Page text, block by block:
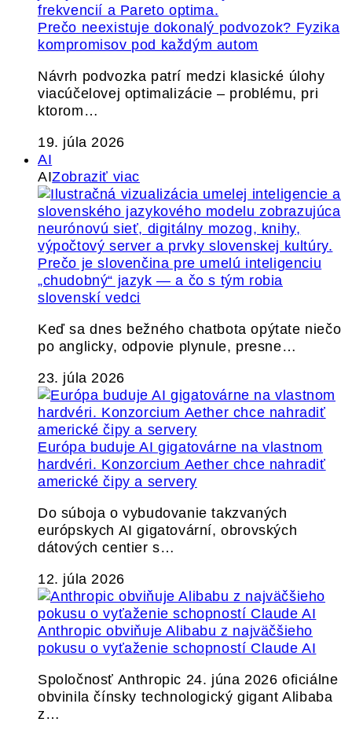
Prečo neexistuje dokonalý podvozok? Fyzika
kompromisov pod každým autom
Návrh podvozka patrí medzi klasické úlohy
viacúčelovej optimalizácie – problému, pri
ktorom…
19. júla 2026
AI
AIZobraziť viac
Prečo je slovenčina pre umelú inteligenciu
„chudobný“ jazyk — a čo s tým robia
slovenskí vedci
Keď sa dnes bežného chatbota opýtate niečo
po anglicky, odpovie plynule, presne…
23. júla 2026
Európa buduje AI gigatovárne na vlastnom
hardvéri. Konzorcium Aether chce nahradiť
americké čipy a servery
Do súboja o vybudovanie takzvaných
európskych AI gigatovární, obrovských
dátových centier s…
12. júla 2026
Anthropic obviňuje Alibabu z najväčšieho
pokusu o vyťaženie schopností Claude AI
Spoločnosť Anthropic 24. júna 2026 oficiálne
obvinila čínsky technologický gigant Alibaba
z…